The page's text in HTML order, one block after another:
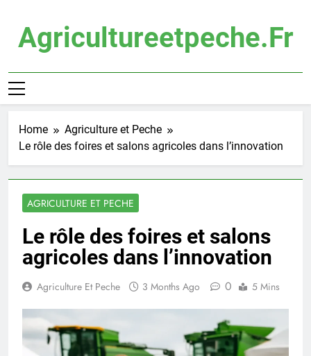
contentAgricultureetpeche.fr
Home
Agriculture et Peche
Le rôle des foires et salons agricoles dans l’innovation
AGRICULTURE ET PECHE
Le rôle des foires et salons
agricoles dans l’innovation
Agriculture Et Peche 3 Months Ago 0 5 Mins